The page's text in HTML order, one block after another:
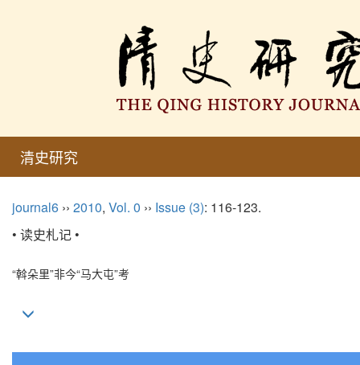
清史研究
journal6 ›› 2010, Vol. 0 ›› Issue (3): 116-123.
• 读史札记 •
“斡朵里”非今“马大屯”考